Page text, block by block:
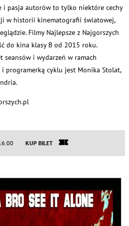
i pasja autorów to tylko niektóre cechy
w historii kinematografii światowej,
Filmy Najlepsze z Najgorszych
do kina klasy B od 2015 roku.
seansów i wydarzeń w ramach
i programerką cyklu jest Monika Stolat,
KUP BILET